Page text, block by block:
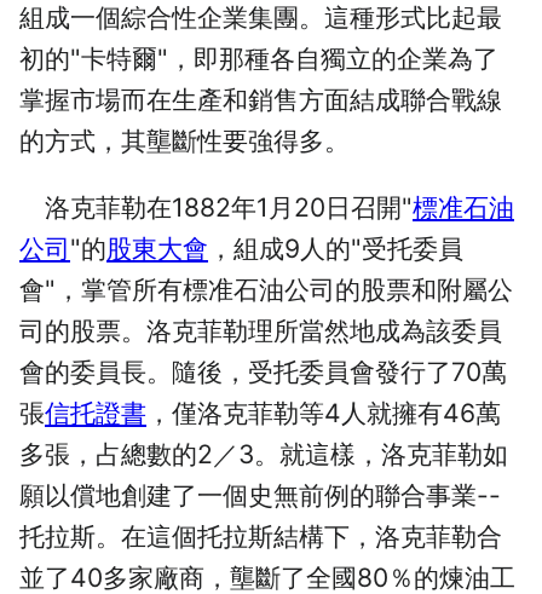
組成一個綜合性企業集團。這種形式比起最
初的"卡特爾"，即那種各自獨立的企業為了
掌握市場而在生產和銷售方面結成聯合戰線
的方式，其壟斷性要強得多。
洛克菲勒在1882年1月20日召開"標准石油
公司"的股東大會 ，組成9人的"受托委員
會"，掌管所有標准石油公司的股票和附屬公
司的股票。洛克菲勒理所當然地成為該委員
會的委員長。隨後，受托委員會發行了70萬
張信托證書 ，僅洛克菲勒等4人就擁有46萬
多張，占總數的2／3。就這樣，洛克菲勒如
願以償地創建了一個史無前例的聯合事業--
托拉斯。在這個托拉斯結構下，洛克菲勒合
並了40多家廠商，壟斷了全國80％的煉油工